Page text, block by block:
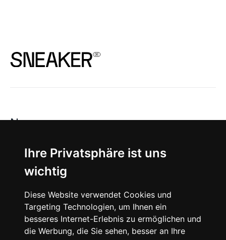
Ihre Privatsphäre ist uns
wichtig
Diese Website verwendet Cookies und
Targeting Technologien, um Ihnen ein
besseres Internet-Erlebnis zu ermöglichen und
die Werbung, die Sie sehen, besser an Ihre
News
About
Instagram
Facebook